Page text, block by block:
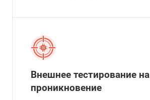
Внешнее тестирование на
проникновение